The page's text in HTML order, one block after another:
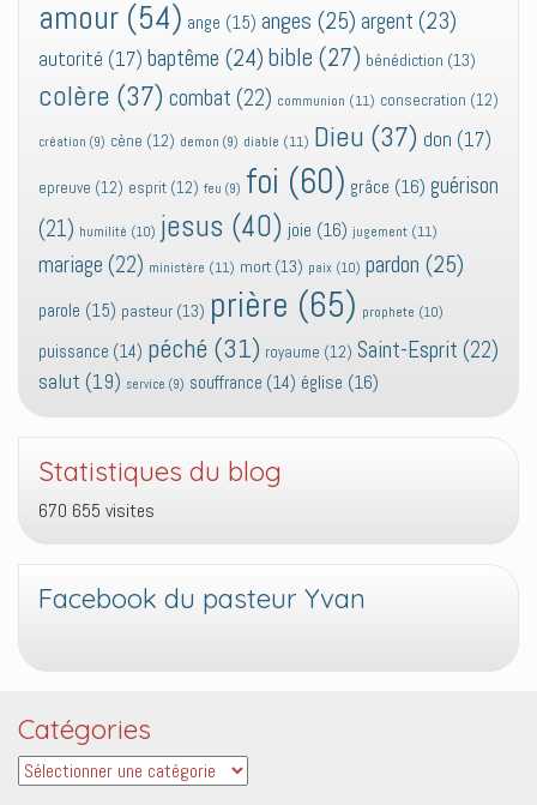
amour (54) ange (15) anges (25) argent (23)
autorité (17) baptême (24) bible (27) bénédiction (13)
colère (37) combat (22) communion (11) consecration (12)
création (9) cène (12) demon (9) diable (11) Dieu (37) don (17)
epreuve (12) esprit (12) feu (9) foi (60) grâce (16) guérison
(21) humilité (10) jesus (40) joie (16) jugement (11)
mariage (22) ministère (11) mort (13) paix (10) pardon (25)
parole (15) pasteur (13) prière (65) prophete (10)
puissance (14) péché (31) royaume (12) Saint-Esprit (22)
salut (19) service (9) souffrance (14) église (16)
Statistiques du blog
670 655 visites
Facebook du pasteur Yvan
Catégories
Catégories